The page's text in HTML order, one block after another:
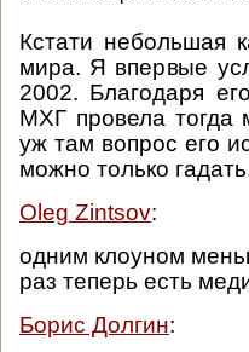
Кстати небольшая
мира. Я впервые
2002. Благодаря
МХГ провела тогда
уж там вопрос его
можно только
Oleg Zintsov:
одним клоуном
раз теперь есть
Борис Долгин: